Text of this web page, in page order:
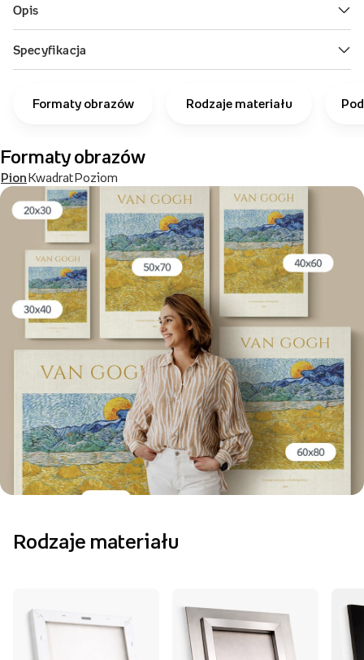
Formaty obrazów Rodzaje materiału
Formaty obrazów
PionKwadratPoziom
Rodzaje materiału